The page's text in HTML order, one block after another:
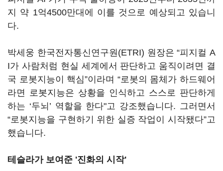
지 약 1억4500만대에 이를 것으로 예상되고 있습니
다.
박세웅 한국전자통신연구원(ETRI) 원장은 “피지컬 A
I가 사람처럼 현실 세계에서 판단하고 움직이려면 결
국 로봇지능이 핵심”이라며 “로봇의 몸체가 하드웨어
라면 로봇지능은 상황을 인식하고 스스로 판단하게
하는 ‘두뇌’ 역할을 한다"고 강조했습니다. 그러면서
“로봇지능을 구현하기 위한 실증 작업이 시작됐다”고
했습니다.
테슬라가 보여준 '진화의 시작'